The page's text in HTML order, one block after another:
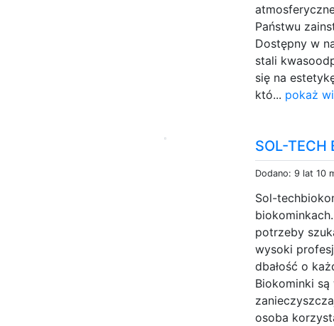
Państwu
Dostępny w
stali
się na
któ... pokaż
SOL-TECH
Dodano: 9 lat 10
Sol-
potrzeby
wysoki
dbałość o
Biokominki są
osoba